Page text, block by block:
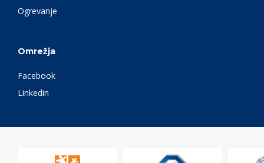
Ogrevanje
Omrežja
Facebook
Linkedin